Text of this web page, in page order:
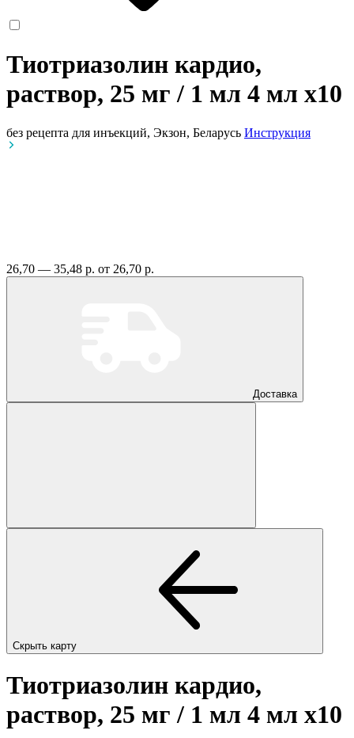
Тиотриазолин кардио,
раствор, 25 мг / 1 мл 4 мл x10
без рецепта для инъекций, Экзон, Беларусь Инструкция
26,70 — 35,48 р. от 26,70 р.
Доставка
Скрыть карту
Тиотриазолин кардио,
раствор, 25 мг / 1 мл 4 мл x10